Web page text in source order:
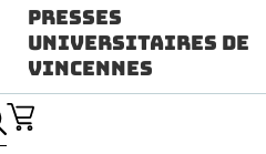
Presses
Universitaires de
Vincennes